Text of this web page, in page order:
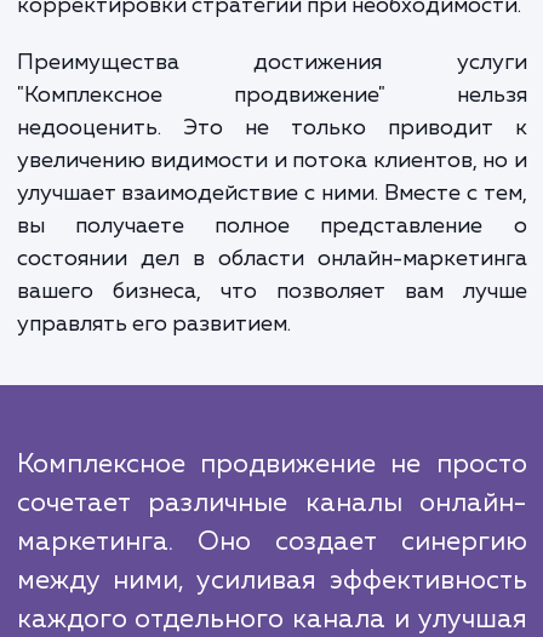
план включает выбор ключевых слов,
и оптимизацию контента,
рекламных кампаний и многое другое.
Все наши действия регулярно
анализируются для обеспечения
результатов. Мы используем
аналитические инструменты и методы
оценки эффективности каждого
корректировки стратегии при
недооценить. Это не только
увеличению видимости и потока клиентов,
улучшает взаимодействие с ними. Вместе с
вы получаете полное
состоянии дел в области онлайн-